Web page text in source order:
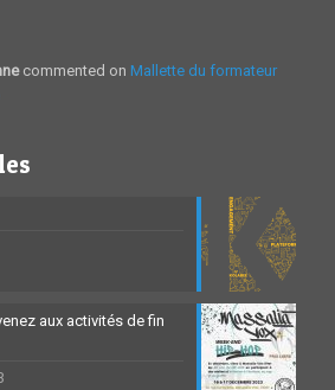
commented on Mallette du formateur
aux activités de fin